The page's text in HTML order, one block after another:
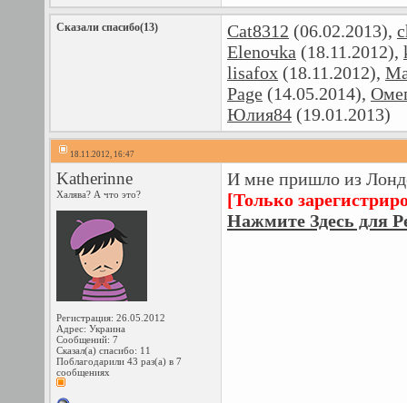
Сказали спасибо(13) Cat8312 (06.02.2013),
Elenoчka (18.11.2012),
lisafox (18.11.2012),
Page (14.05.2014),
Юлия84 (19.01.2013)
18.11.2012, 16:47
Katherinne
Халява? А что это?
Регистрация: 26.05.2012
Адрес: Украина
Сообщений: 7
Сказал(а) спасибо: 11
Поблагодарили 43 раз(а) в 7
сообщениях
И мне пришло из
[Только
Нажмите Здесь для